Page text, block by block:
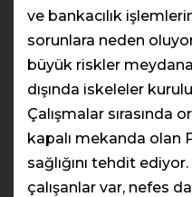
ve bankacılık
sorunlara neden
büyük riskler
dışında iskeleler
Çalışmalar sırasında
kapalı mekanda olan
sağlığını tehdit
çalışanlar var, nefes